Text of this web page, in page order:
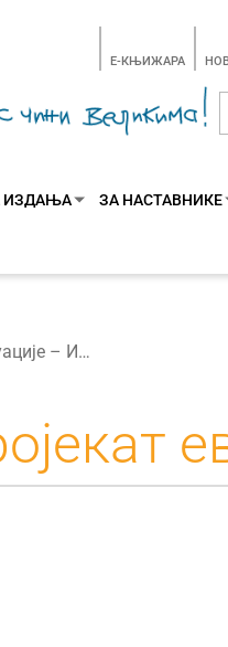
E-КЊИЖАРА
ИЗДАЊА ЗА НАСТАВНИКЕ
Пројекат евалуације – Историја 5